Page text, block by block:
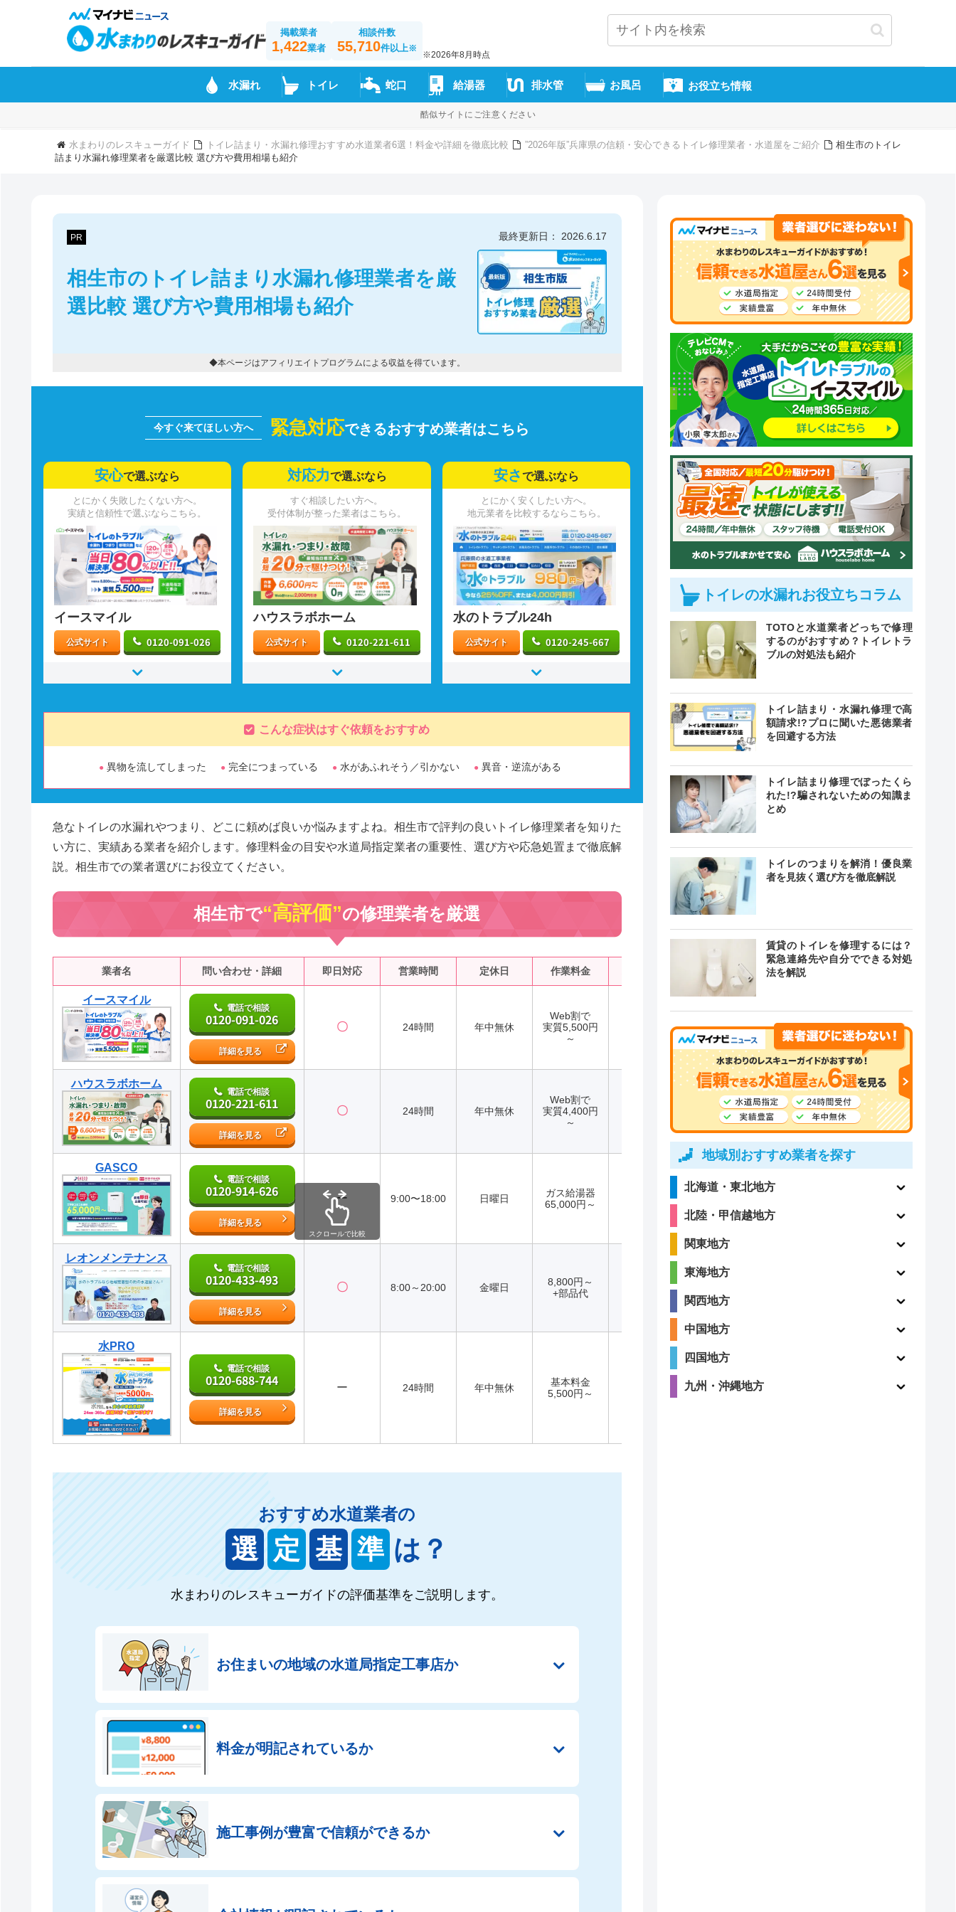
掲載業者
1,422業者
相談件数
55,710件以上※
※2026年8月時点
水漏れ トイレ 蛇口 給湯器 排水管 お風呂 お役立ち情報
酷似サイトにご注意ください
水まわりのレスキューガイド トイレ詰まり・水漏れ修理おすすめ水道業者6選！料金や詳細を徹底比較 ”2026年版”兵庫県の信頼・安心できるトイレ修理業者・水道屋をご紹介
相生市のトイレ
詰まり水漏れ修理業者を厳選比較 選び方や費用相場も紹介
PR
相生市のトイレ詰まり水漏れ修理業者を厳
選比較 選び方や費用相場も紹介
最終更新日： 2026.6.17
◆本ページはアフィリエイトプログラムによる収益を得ています。
緊急対応できるおすすめ業者はこちら
安心で選ぶなら
とにかく失敗したくない方へ。
実績と信頼性で選ぶならこちら。
イースマイル
公式サイト 0120-091-026
対応力で選ぶなら
すぐ相談したい方へ。
受付体制が整った業者はこちら。
ハウスラボホーム
公式サイト 0120-221-611
安さで選ぶなら
とにかく安くしたい方へ。
地元業者を比較するならこちら。
水のトラブル24h
公式サイト 0120-245-667
こんな症状はすぐ依頼をおすすめ
異物を流してしまった 完全につまっている 水があふれそう／引かない 異音・逆流がある
急なトイレの水漏れやつまり、どこに頼めば良いか悩みますよね。相生市で評判の良いトイレ修理業者を知りた
い方に、実績ある業者を紹介します。修理料金の目安や水道局指定業者の重要性、選び方や応急処置まで徹底解
説。相生市での業者選びにお役立てください。
相生市で“高評価”の修理業者を厳選
業者名 問い合わせ・詳細 即日対応 営業時間 定休日 作業料金 クチコミ
イースマイル
電話で相談
0120-091-026
詳細を見る
〇 24時間 年中無休
Web割で
実質5,500円
～
4.1
（198件）
ハウスラボホーム
電話で相談
0120-221-611
詳細を見る
〇 24時間 年中無休
Web割で
実質4,400円
～
ー
GASCO
電話で相談
0120-914-626
詳細を見る
ー 9:00〜18:00 日曜日
ガス給湯器
65,000円～
4.9
（106件）
レオンメンテナンス
電話で相談
0120-433-493
詳細を見る
〇 8:00～20:00 金曜日
8,800円～
+部品代
4.9
（62件）
水PRO
電話で相談
0120-688-744
詳細を見る
ー 24時間 年中無休
基本料金
5,500円～
2.4
スクロールで比較
おすすめ水道業者の
選 定 基 準 は？
水まわりのレスキューガイドの評価基準をご説明します。
お住まいの地域の水道局指定工事店か
料金が明記されているか
施工事例が豊富で信頼ができるか
トイレの水漏れお役立ちコラム
TOTOと水道業者どっちで修理
するのがおすすめ？トイレトラ
ブルの対処法も紹介
トイレ詰まり・水漏れ修理で高
額請求!?プロに聞いた悪徳業者
を回避する方法
トイレ詰まり修理でぼったくら
れた!?騙されないための知識ま
とめ
トイレのつまりを解消！優良業
者を見抜く選び方を徹底解説
賃貸のトイレを修理するには？
緊急連絡先や自分でできる対処
法を解説
地域別おすすめ業者を探す
北海道・東北地方
北陸・甲信越地方
関東地方
東海地方
関西地方
中国地方
四国地方
九州・沖縄地方